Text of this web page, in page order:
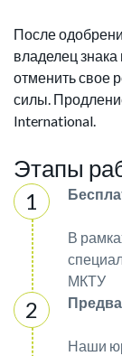
После
владелец
отменить свое
силы.
International.
Этапы
В
МКТУ
Наши